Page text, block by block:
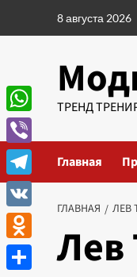
8 августа 2026
ТРЕНД
Главная
ГЛАВНАЯ ЛЕВ
Лев
WhatsApp
Viber
Telegram
VK
Odnoklassniki